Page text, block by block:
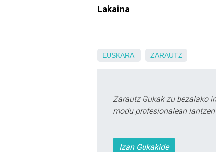
Lakaina
EUSKARA ZARAUTZ
Zarautz Gukak zu bezalako
modu profesionalean
Izan Gukakide